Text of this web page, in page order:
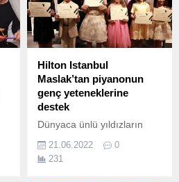
yeni sergisi PULP FICTION
3, Cue Art Space
organizasyonuyla YapıKredi
Bomontiada’da 1.
Hilton Istanbul
Maslak’tan piyanonun
genç yeteneklerine
destek
Dünyaca ünlü yıldızların
konser ve etkinliklerin resmi
konaklama sponsoru olan
21.06.2022
0
231